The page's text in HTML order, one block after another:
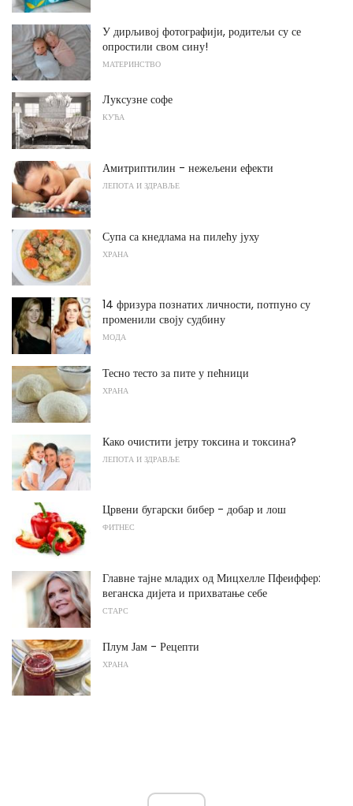
У дирљивој фотографији, родитељи су се
опростили свом сину!
МАТЕРИНСТВО
Луксузне софе
КУЋА
Амитриптилин - нежељени ефекти
ЛЕПОТА И ЗДРАВЉЕ
Супа са кнедлама на пилећу јуху
ХРАНА
14 фризура познатих личности, потпуно су
променили своју судбину
МОДА
Тесно тесто за пите у пећници
ХРАНА
Како очистити јетру токсина и токсина?
ЛЕПОТА И ЗДРАВЉЕ
Црвени бугарски бибер - добар и лош
ФИТНЕС
Главне тајне младих од Мицхелле Пфеиффер:
веганска дијета и прихватање себе
СТАРС
Плум Јам - Рецепти
ХРАНА